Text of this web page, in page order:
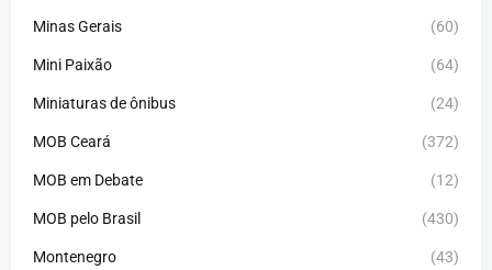
Minas Gerais (60)
Mini Paixão (64)
Miniaturas de ônibus (24)
MOB Ceará (372)
MOB em Debate (12)
MOB pelo Brasil (430)
Montenegro (43)